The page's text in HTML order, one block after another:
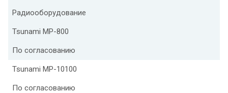
Радиооборудование
Tsunami MP-800
По согласованию
Tsunami MP-10100
По согласованию